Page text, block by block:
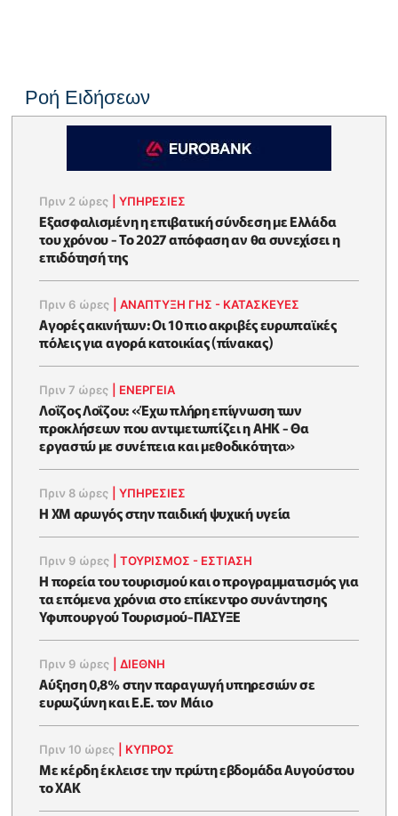
Ροή Ειδήσεων
Πριν 2 ώρες |ΥΠΗΡΕΣΙΕΣ
Εξασφαλισμένη η επιβατική σύνδεση με Ελλάδα
του χρόνου - Το 2027 απόφαση αν θα συνεχίσει η
επιδότησή της
Πριν 6 ώρες |ΑΝΑΠΤΥΞΗ ΓΗΣ - ΚΑΤΑΣΚΕΥΕΣ
Αγορές ακινήτων: Οι 10 πιο ακριβές ευρωπαϊκές
πόλεις για αγορά κατοικίας (πίνακας)
Πριν 7 ώρες ΕΝΈΡΓΕΙΑ
Λοΐζος Λοΐζου: «Έχω πλήρη επίγνωση των
προκλήσεων που αντιμετωπίζει η ΑΗΚ - Θα
εργαστώ με συνέπεια και μεθοδικότητα»
Πριν 8 ώρες |ΥΠΗΡΕΣΙΕΣ
Η XM αρωγός στην παιδική ψυχική υγεία
Πριν 9 ώρες |ΤΟΥΡΙΣΜΟΣ - ΕΣΤΙΑΣΗ
Η πορεία του τουρισμού και ο προγραμματισμός για
τα επόμενα χρόνια στο επίκεντρο συνάντησης
Υφυπουργού Τουρισμού-ΠΑΣΥΞΕ
Πριν 9 ώρες |ΔΙΕΘΝΗ
Αύξηση 0,8% στην παραγωγή υπηρεσιών σε
ευρωζώνη και Ε.Ε. τον Μάιο
Πριν 10 ώρες ΚΥΠΡΟΣ
Με κέρδη έκλεισε την πρώτη εβδομάδα Αυγούστου
το ΧΑΚ